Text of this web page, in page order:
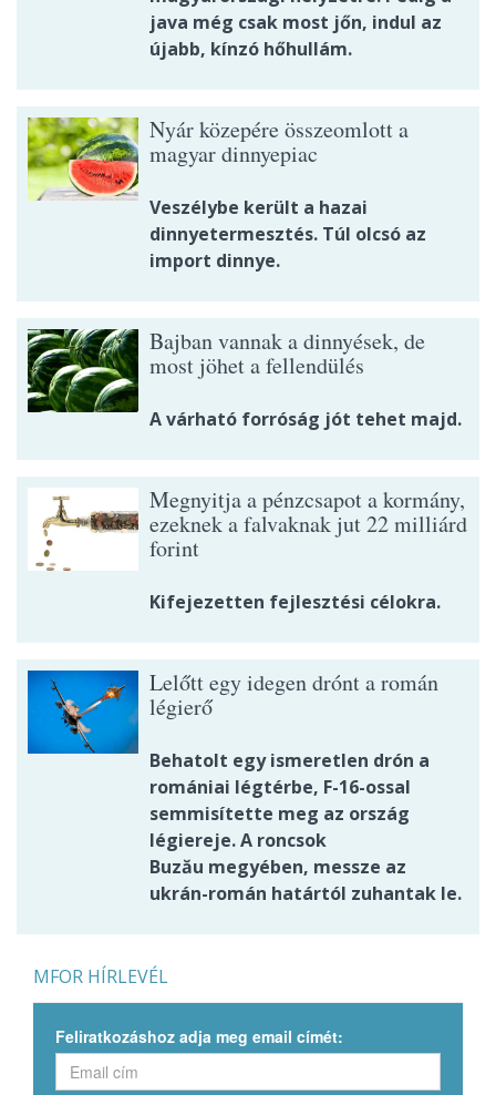
java még csak most jőn, indul az
újabb, kínzó hőhullám.
Nyár közepére összeomlott a
magyar dinnyepiac
Veszélybe került a hazai
dinnyetermesztés. Túl olcsó az
import dinnye.
Bajban vannak a dinnyések, de
most jöhet a fellendülés
A várható forróság jót tehet majd.
Megnyitja a pénzcsapot a kormány,
ezeknek a falvaknak jut 22 milliárd
forint
Kifejezetten fejlesztési célokra.
Lelőtt egy idegen drónt a román
légierő
Behatolt egy ismeretlen drón a
romániai légtérbe, F-16-ossal
semmisítette meg az ország
légiereje. A roncsok
Buzău megyében, messze az
ukrán-román határtól zuhantak le.
MFOR HÍRLEVÉL
Feliratkozáshoz adja meg email címét: